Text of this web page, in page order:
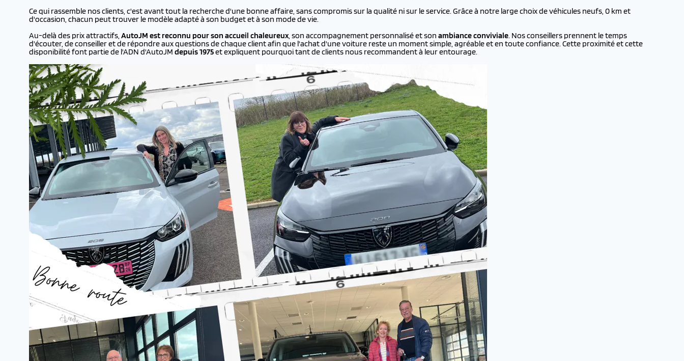
Ce qui rassemble nos clients, c'est avant tout la recherche d'une bonne affaire, sans compromis sur la qualité ni sur le service. Grâce à notre large choix de véhicules neufs, 0 km et
d'occasion, chacun peut trouver le modèle adapté à son budget et à son mode de vie.
Au-delà des prix attractifs, AutoJM est reconnu pour son accueil chaleureux, son accompagnement personnalisé et son ambiance conviviale. Nos conseillers prennent le temps
d'écouter, de conseiller et de répondre aux questions de chaque client afin que l'achat d'une voiture reste un moment simple, agréable et en toute confiance. Cette proximité et cette
disponibilité font partie de l'ADN d'AutoJM depuis 1975et expliquent pourquoi tant de clients nous recommandent à leur entourage.